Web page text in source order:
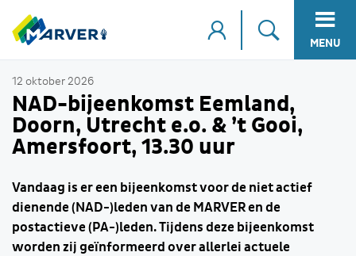
MENU
12 oktober 2026
NAD-bijeenkomst Eemland,
Doorn, Utrecht e.o. & ’t Gooi,
Amersfoort, 13.30 uur
Vandaag is er een bijeenkomst voor de niet actief
dienende (NAD-)leden van de MARVER en de
postactieve (PA-)leden. Tijdens deze bijeenkomst
worden zij geïnformeerd over allerlei actuele